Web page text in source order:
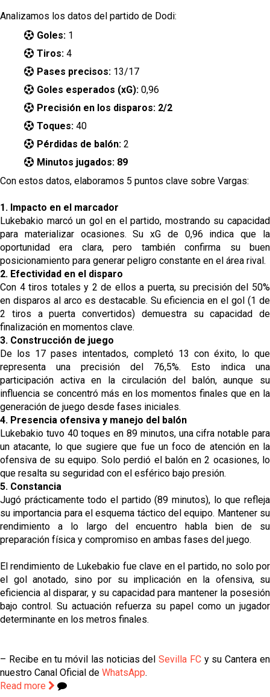
Analizamos los datos del partido de Dodi:
Goles: 1
Tiros: 4
Pases precisos: 13/17
Goles esperados (xG): 0,96
Precisión en los disparos: 2/2
Toques: 40
Pérdidas de balón: 2
Minutos jugados: 89
Con estos datos, elaboramos 5 puntos clave sobre Vargas:
1. Impacto en el marcador
Lukebakio marcó un gol en el partido, mostrando su capacidad
para materializar ocasiones. Su xG de 0,96 indica que la
oportunidad era clara, pero también confirma su buen
posicionamiento para generar peligro constante en el área rival.
2. Efectividad en el disparo
Con 4 tiros totales y 2 de ellos a puerta, su precisión del 50%
en disparos al arco es destacable. Su eficiencia en el gol (1 de
2 tiros a puerta convertidos) demuestra su capacidad de
finalización en momentos clave.
3. Construcción de juego
De los 17 pases intentados, completó 13 con éxito, lo que
representa una precisión del 76,5%. Esto indica una
participación activa en la circulación del balón, aunque su
influencia se concentró más en los momentos finales que en la
generación de juego desde fases iniciales.
4. Presencia ofensiva y manejo del balón
Lukebakio tuvo 40 toques en 89 minutos, una cifra notable para
un atacante, lo que sugiere que fue un foco de atención en la
ofensiva de su equipo. Solo perdió el balón en 2 ocasiones, lo
que resalta su seguridad con el esférico bajo presión.
5. Constancia
Jugó prácticamente todo el partido (89 minutos), lo que refleja
su importancia para el esquema táctico del equipo. Mantener su
rendimiento a lo largo del encuentro habla bien de su
preparación física y compromiso en ambas fases del juego.
El rendimiento de Lukebakio fue clave en el partido, no solo por
el gol anotado, sino por su implicación en la ofensiva, su
eficiencia al disparar, y su capacidad para mantener la posesión
bajo control. Su actuación refuerza su papel como un jugador
determinante en los metros finales.
– Recibe en tu móvil las noticias delSevilla FCy su Cantera en
nuestro Canal Oficial de WhatsApp.
Read more